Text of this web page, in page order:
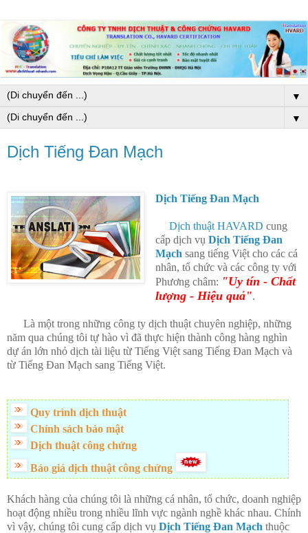
▼
▼
Dịch Tiếng Đan Mạch
Dịch Tiếng Đan Mạch
Dịch thuật HAVARD cung
cấp dịch vụ Dịch Tiếng Đan
Mạch sang tiếng Việt cho các cá
nhân, tổ chức và các công ty với
Phương châm: "Uy tín - Chất
lượng - Hiệu quả".
Là một trong những công ty dịch thuật chuyên nghiệp, những
năm qua chúng tôi tự hào vì đã thực hiện thành công hàng nghìn
dự án lớn nhỏ dịch tài liệu từ Tiếng Việt sang Tiếng Đan Mạch và
từ Tiếng Đan Mạch sang Tiếng Việt.
Quy trình dịch thuật
Chính sách bảo mật
Dịch thuật công chứng
Báo giá dịch thuật công chứng
Khách hàng của chúng tôi là những cá nhân, tổ chức, doanh nghiệp
hoạt động nhiều trong nhiều lĩnh vực ngành nghề khác nhau. Chính
vì vậy, chúng tôi cung cấp dịch vụ Dịch Tiếng Đan Mạch thuộc